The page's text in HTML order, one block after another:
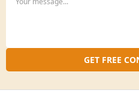
gửi về hòm thư
8. Hồ sơ bao gồm:
GET FREE